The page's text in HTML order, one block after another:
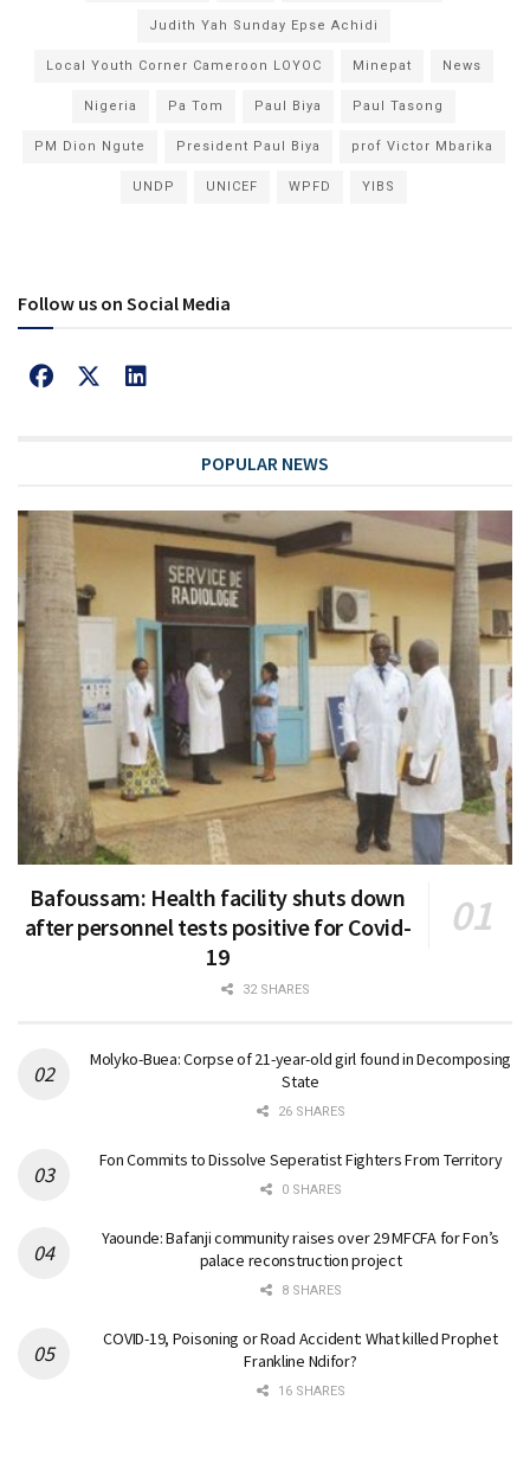
Judith Yah Sunday Epse Achidi
Local Youth Corner Cameroon LOYOC Minepat News
Nigeria Pa Tom Paul Biya Paul Tasong
PM Dion Ngute President Paul Biya prof Victor Mbarika
UNDP UNICEF WPFD YIBS
Follow us on Social Media
POPULAR NEWS
Bafoussam: Health facility shuts down
after personnel tests positive for Covid-
19
32 SHARES
Molyko-Buea: Corpse of 21-year-old girl found in Decomposing
State
26 SHARES
Fon Commits to Dissolve Seperatist Fighters From Territory
0 SHARES
Yaounde: Bafanji community raises over 29 MFCFA for Fon’s
palace reconstruction project
8 SHARES
COVID-19, Poisoning or Road Accident: What killed Prophet
Frankline Ndifor?
16 SHARES